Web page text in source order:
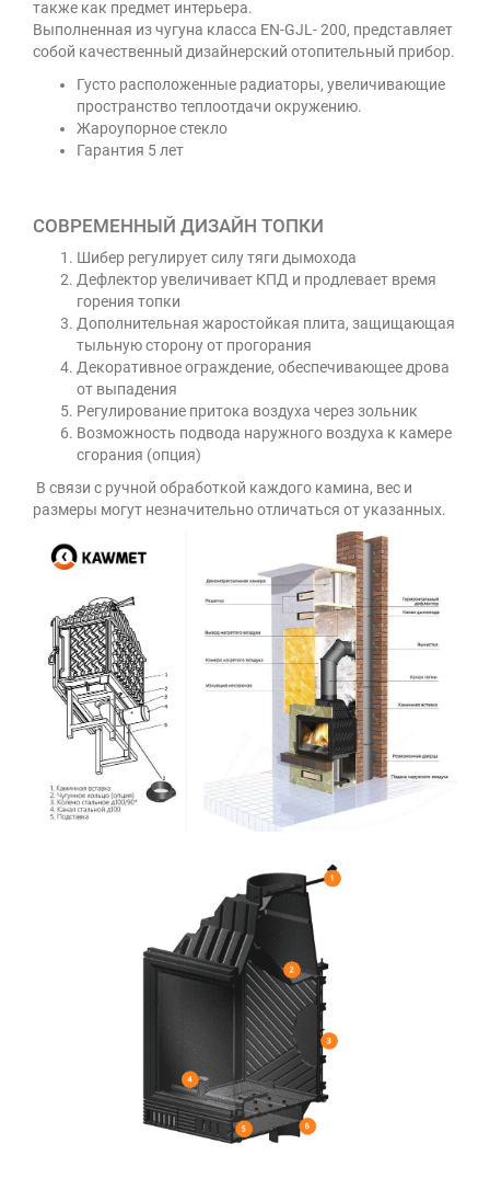
также как предмет интерьера.
Выполненная из чугуна класса EN-GJL- 200, представляет
собой качественный дизайнерский отопительный прибор.
Густо расположенные радиаторы, увеличивающие
пространство теплоотдачи окружению.
Жароупорное стекло
Гарантия 5 лет
СОВРЕМЕННЫЙ ДИЗАЙН ТОПКИ
Шибер регулирует силу тяги дымохода
Дефлектор увеличивает КПД и продлевает время
горения топки
Дополнительная жаростойкая плита, защищающая
тыльную сторону от прогорания
Декоративное ограждение, обеспечивающее дрова
от выпадения
Регулирование притока воздуха через зольник
Возможность подвода наружного воздуха к камере
сгорания (опция)
В связи с ручной обработкой каждого камина, вес и
размеры могут незначительно отличаться от указанных.